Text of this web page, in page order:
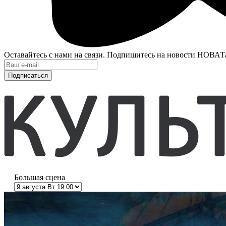
Оставайтесь с нами на связи. Подпишитесь на новости
Подписаться
Большая сцена